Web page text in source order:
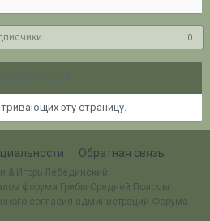
0
эту страницу.
Обратная связь
& Игорь Лебединский
форума Грибы Средней Полосы
согласия администрации Форума